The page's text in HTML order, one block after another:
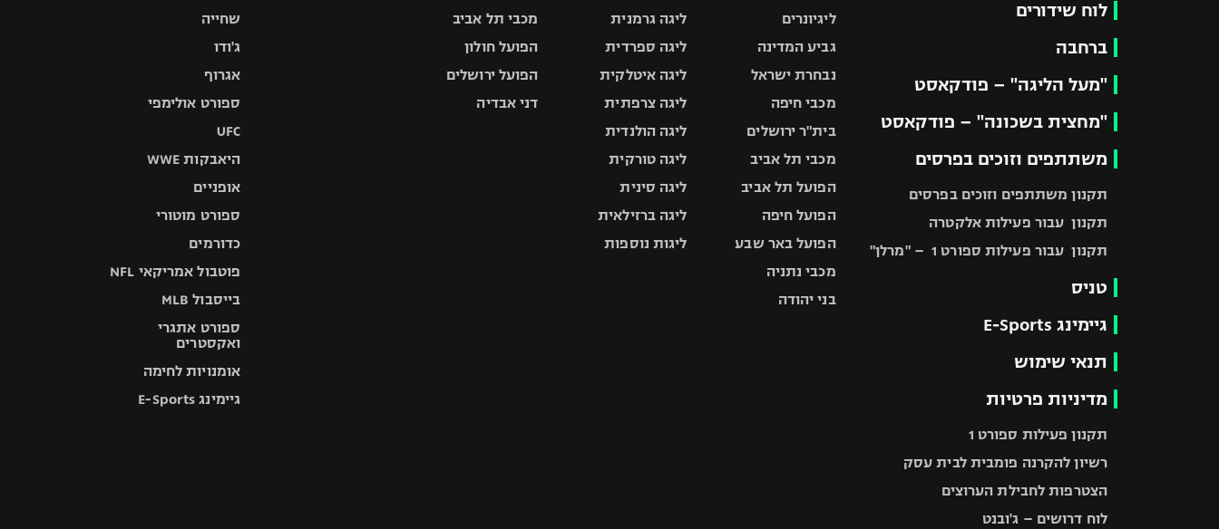
לוח שידורים
ברחבה
"מעל הליגה" – פודקאסט
"מחצית בשכונה" – פודקאסט
משתתפים וזוכים בפרסים
תקנון משתתפים וזוכים בפרסים
תקנון עבור פעילות אלקטרה
תקנון עבור פעילות ספורט 1 – "מרלן"
טניס
גיימינג E-Sports
תנאי שימוש
מדיניות פרטיות
תקנון פעילות ספורט 1
רשיון להקרנה פומבית לבית עסק
הצטרפות לחבילת הערוצים
לוח דרושים – ג'ובנט
ליגיונרים
גביע המדינה
נבחרת ישראל
מכבי חיפה
בית"ר ירושלים
מכבי תל אביב
הפועל תל אביב
הפועל חיפה
הפועל באר שבע
מכבי נתניה
בני יהודה
ליגה גרמנית
ליגה ספרדית
ליגה איטלקית
ליגה צרפתית
ליגה הולנדית
ליגה טורקית
ליגה סינית
ליגה ברזילאית
ליגות נוספות
מכבי תל אביב
הפועל חולון
הפועל ירושלים
דני אבדיה
שחייה
ג'ודו
אגרוף
ספורט אולימפי
UFC
היאבקות WWE
אופניים
ספורט מוטורי
כדורמים
פוטבול אמריקאי NFL
בייסבול MLB
ספורט אתגרי
ואקסטרים
אומנויות לחימה
גיימינג E-Sports